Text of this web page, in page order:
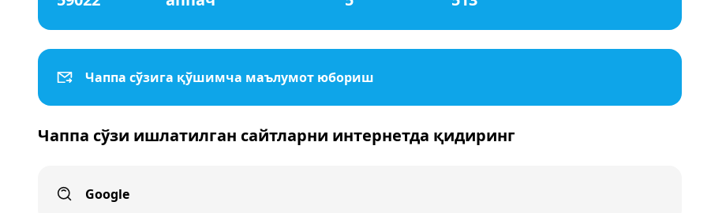
Чаппа сўзига қўшимча маълумот юбориш
Чаппа сўзи ишлатилган сайтларни интернетда қидиринг
Google